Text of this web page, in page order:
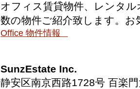
オフィス賃貸物件、レンタ
数の物件ご紹介致します。
Office 物件情報
SunzEstate Inc.
静安区南京西路1728号 百楽